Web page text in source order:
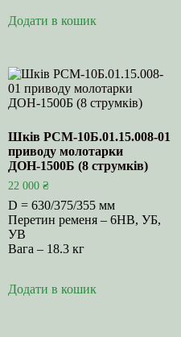
Додати в кошик
Шків РСМ-10Б.01.15.008-01
приводу молотарки
ДОН-1500Б (8 струмків)
22 000 ₴
D = 630/375/355 мм
Перетин ременя – 6НВ, УБ,
УВ
Вага – 18.3 кг
Додати в кошик